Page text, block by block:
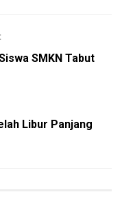
SMKN Tabut
Libur Panjang